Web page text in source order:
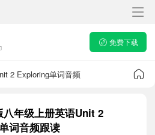
免费下载
2 Exploring单词音频
八年级上册英语Unit 2
词音频跟读